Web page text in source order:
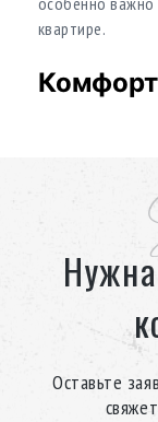
квартире.
Комфорт
удобным для
Звёздное
роскошного
Оставьте